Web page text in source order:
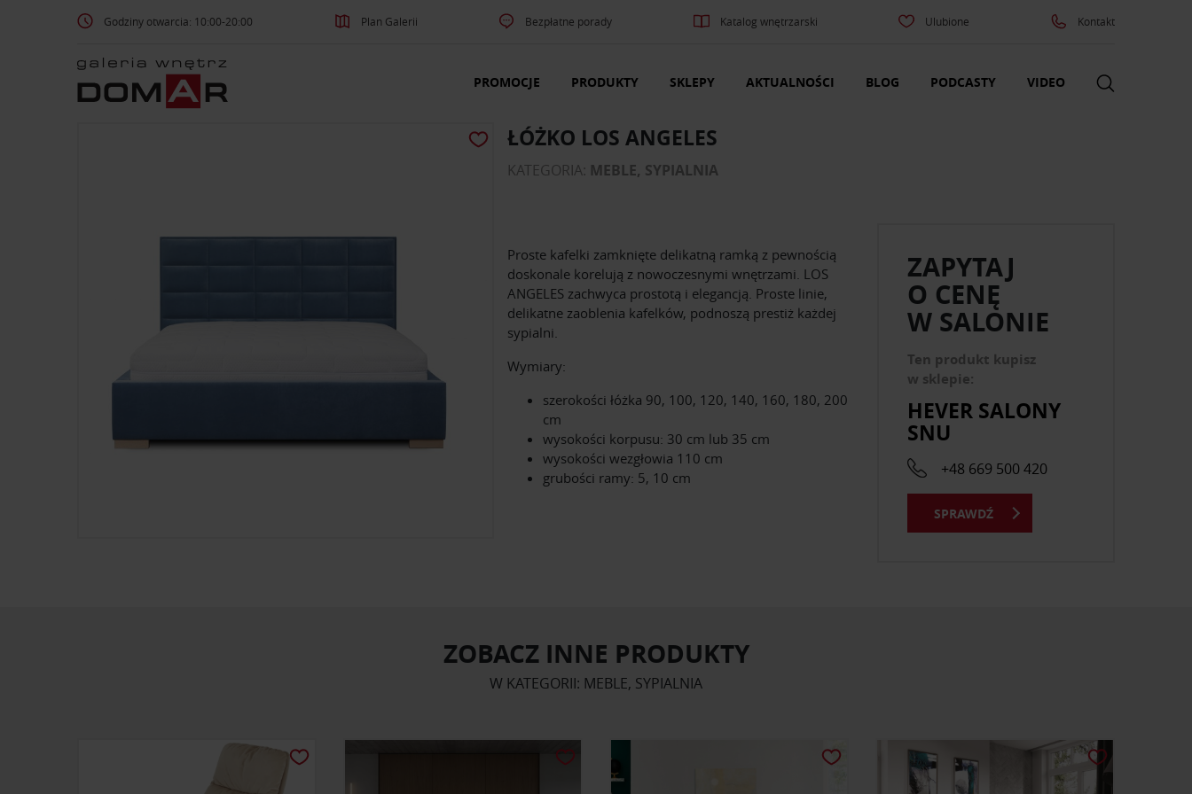
Godziny otwarcia: 10:00-20:00 Plan Galerii Bezpłatne porady Katalog wnętrzarski Ulubione Kontakt
PROMOCJE PRODUKTY SKLEPY AKTUALNOŚCI BLOG PODCASTY VIDEO
ŁÓŻKO LOS ANGELES
KATEGORIA: MEBLE, SYPIALNIA
Proste kafelki zamknięte delikatną ramką z pewnością
doskonale korelują z nowoczesnymi wnętrzami. LOS
ANGELES zachwyca prostotą i elegancją. Proste linie,
delikatne zaoblenia kafelków, podnoszą prestiż każdej
sypialni.
Wymiary:
szerokości łóżka 90, 100, 120, 140, 160, 180, 200
cm
wysokości korpusu: 30 cm lub 35 cm
wysokości wezgłowia 110 cm
grubości ramy: 5, 10 cm
ZAPYTAJ
O CENĘ
W SALONIE
Ten produkt kupisz
w sklepie:
HEVER SALONY
SNU
+48 669 500 420
SPRAWDŹ
ZOBACZ INNE PRODUKTY
W KATEGORII: MEBLE, SYPIALNIA